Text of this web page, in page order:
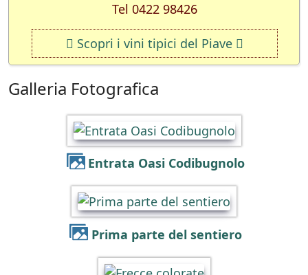
Tel 0422 98426
Scopri i vini tipici del Piave
Galleria Fotografica
Entrata Oasi Codibugnolo
Prima parte del sentiero